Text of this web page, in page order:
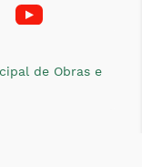
de Obras e